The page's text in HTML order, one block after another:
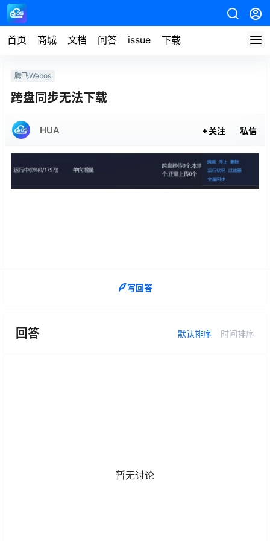
首页 商城 文档 问答 issue 下载
腾飞Webos
跨盘同步无法下载
HUA 关注 私信
写回答
回答 默认排序 时间排序
暂无讨论